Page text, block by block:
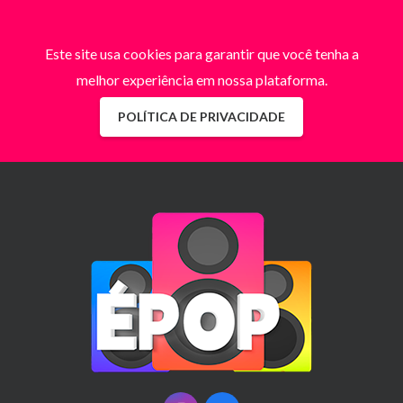
Este site usa cookies para garantir que você tenha a
melhor experiência em nossa plataforma.
POLÍTICA DE PRIVACIDADE